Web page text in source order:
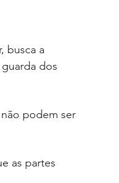
busca a
dos
podem ser
as partes